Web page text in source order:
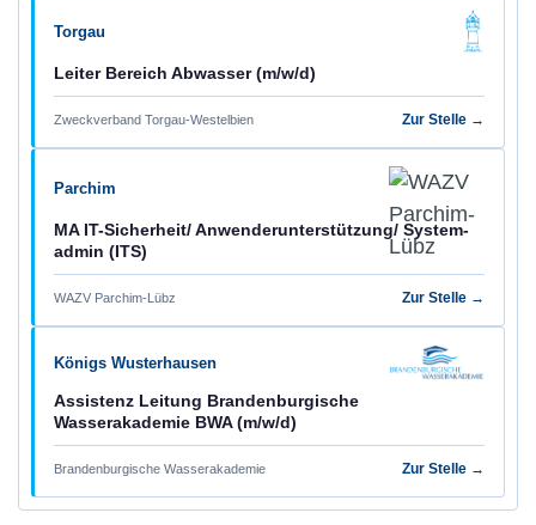
Torgau
Leiter Bereich Abwasser (m/w/d)
Zweckverband Torgau-Westelbien Zur Stelle →
Parchim
MA IT-Sicherheit/ Anwender­unterstützung/ System­
admin (ITS)
WAZV Parchim-Lübz Zur Stelle →
Königs Wuster­hausen
Assistenz Leitung Brandenburgische
Wasserakademie BWA (m/w/d)
Brandenburgische Wasserakademie Zur Stelle →